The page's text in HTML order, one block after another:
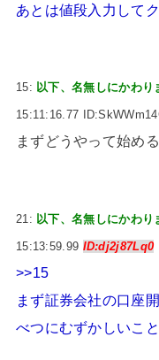
あとは値段入力して
15: 以下、名無しにかわ
15:11:16.77
まずどうやって始め
21: 以下、名無しにかわ
15:13:59.99 ID:dj2j87Lq0
>>15
まず証券会社の口座
べつにむずかしいこ